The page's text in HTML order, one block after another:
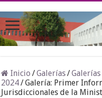
Inicio /Galerías/
2024/Galería: Primer
Jurisdiccionales de la